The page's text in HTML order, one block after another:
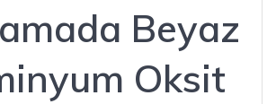
Beyaz
Oksit